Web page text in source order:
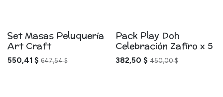
Set Masas Peluquería
Art Craft
550,41 $ 647,54$
Pack Play Doh
Celebración Zafiro x 5
382,50 $ 450,00$